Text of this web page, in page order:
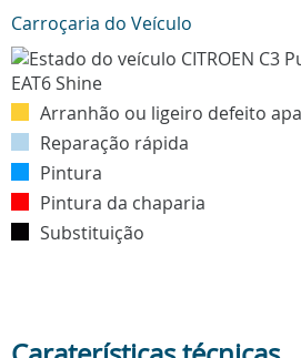
Carroçaria do Veículo
Arranhão ou ligeiro defeito
Reparação rápida
Pintura
Pintura da chaparia
Substituição